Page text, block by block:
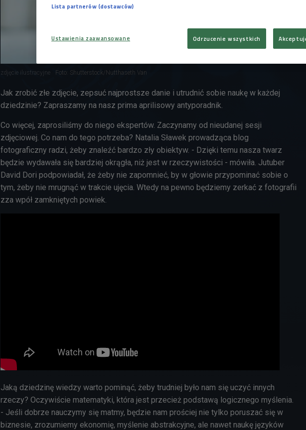
zdjęcie ilustracyjne Foto: Shutterstock/Nutthaseth Van
Jak zrobić złe zdjęcie, zepsuć najprostsze danie i utrudnić sobie naukę w każdej
dziedzinie? Zapraszamy na nasz prima aprilisowy antyporadnik.
Co więcej, zaprosiliśmy do niego ekspertów. Zaczynamy od nieudanej sesji
zdjęciowej. Co nam do tego potrzeba? Natalia Sławek prowadząca blog
fotograficzny radzi, żeby znaleźć bardzo zły obiektyw. - Dzięki temu nasza twarz
będzie wydawała się bardziej okrągła, niż jest w rzeczywistości - mówiła. Jutuber
David Dori podpowiadał, że żeby nie zapomnieć, by w głowie przypominać sobie o
tym, żeby nie mrugnąć w trakcie ujęcia. Wtedy na pewno będziemy zerkać z fotografii
zza wpół zamkniętych powiek.
Jaką dziedzinę wiedzy warto pominąć, żeby trudniej było nam się uczyć innych
rzeczy? Oczywiście matematyki, która jest przecież podstawą logicznego myślenia.
- Jeśli dobrze nauczymy się matmy, będzie nam prościej nie tylko poruszać się w
biznesie, zrozumiemy ekonomię, myślenie abstrakcyjne, ale nawet naukę języków
Lista partnerów (dostawców)
Ustawienia zaawansowane Odrzucenie wszystkich